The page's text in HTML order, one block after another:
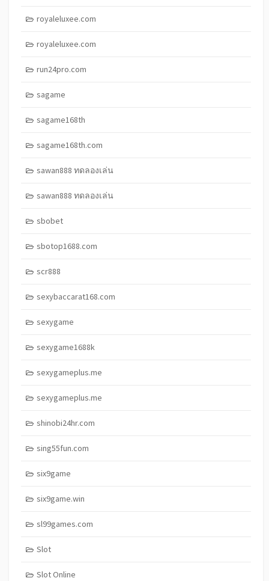
royaleluxee.com
royaleluxee.com
run24pro.com
sagame
sagame168th
sagame168th.com
sawan888 ทดลองเล่น
sawan888 ทดลองเล่น
sbobet
sbotop1688.com
scr888
sexybaccarat168.com
sexygame
sexygame1688k
sexygameplus.me
sexygameplus.me
shinobi24hr.com
sing55fun.com
six9game
six9game.win
sl99games.com
Slot
Slot Online